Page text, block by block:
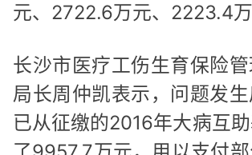
元、2722.6万元、2223.4万
长沙市医疗工伤生育保险管
局长周仲凯表示，问题发
已从征缴的2016年大病互